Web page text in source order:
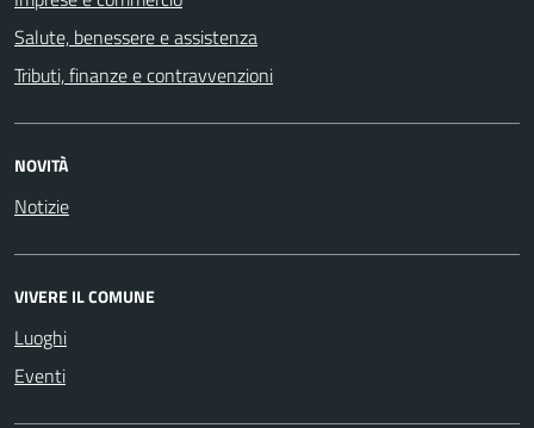
Salute, benessere e assistenza
Tributi, finanze e contravvenzioni
NOVITÀ
Notizie
VIVERE IL COMUNE
Luoghi
Eventi